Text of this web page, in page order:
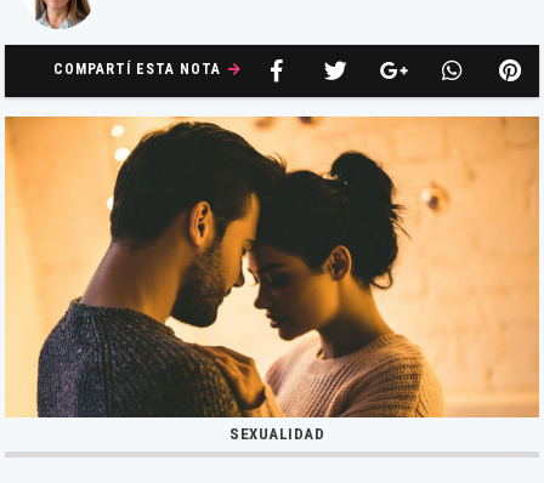
COMPARTÍ ESTA NOTA
SEXUALIDAD